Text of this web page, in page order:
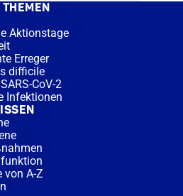
Aktionstage
Erreger
difficile
CoV-2
Infektionen
von A-Z